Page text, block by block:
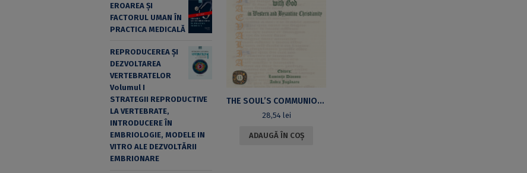
THE SOUL’S COMMUNION WITH GOD IN WESTERN AND BYZANTINE CHRISTIANITY
28,54 lei
ADAUGĂ ÎN COȘ
EROAREA ȘI
FACTORUL UMAN ÎN
PRACTICA MEDICALĂ
REPRODUCEREA ȘI
DEZVOLTAREA
VERTEBRATELOR
Volumul I
STRATEGII REPRODUCTIVE
LA VERTEBRATE,
INTRODUCERE ÎN
EMBRIOLOGIE, MODELE IN
VITRO ALE DEZVOLTĂRII
EMBRIONARE